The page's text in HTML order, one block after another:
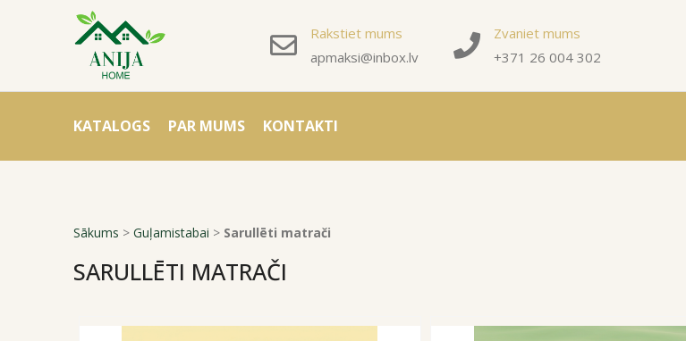
Rakstiet mums
apmaksi@inbox.lv
Zvaniet mums
+371 26 004 302
KATALOGS PAR MUMS KONTAKTI
Sākums > Guļamistabai > Sarullēti matrači
SARULLĒTI MATRAČI